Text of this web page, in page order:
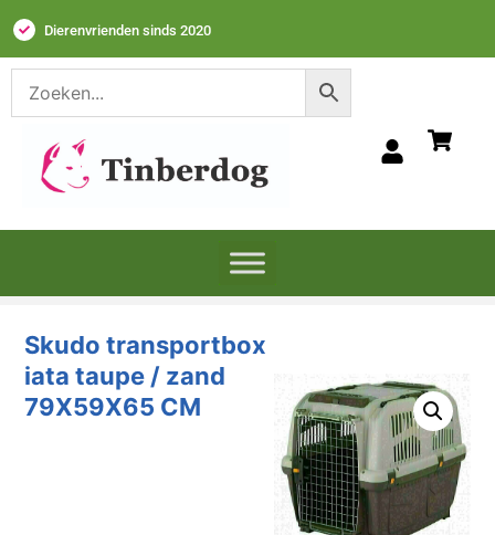
Dierenvrienden sinds 2020
Skudo transportbox
iata taupe / zand
79X59X65 CM